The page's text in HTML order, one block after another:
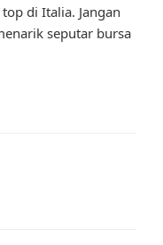
di Italia. Jangan
seputar bursa